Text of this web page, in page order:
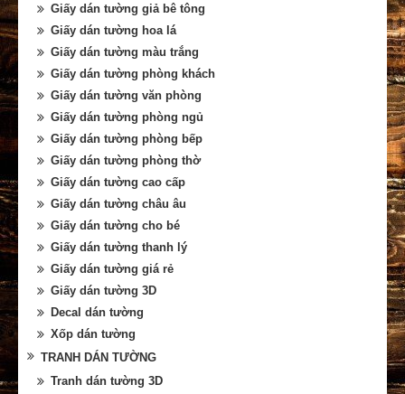
Giấy dán tường giả bê tông
Giấy dán tường hoa lá
Giấy dán tường màu trắng
Giấy dán tường phòng khách
Giấy dán tường văn phòng
Giấy dán tường phòng ngủ
Giấy dán tường phòng bếp
Giấy dán tường phòng thờ
Giấy dán tường cao cấp
Giấy dán tường châu âu
Giấy dán tường cho bé
Giấy dán tường thanh lý
Giấy dán tường giá rẻ
Giấy dán tường 3D
Decal dán tường
Xốp dán tường
TRANH DÁN TƯỜNG
Tranh dán tường 3D